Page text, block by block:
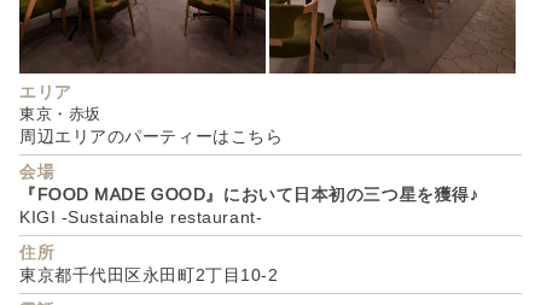
エリア
東京・赤坂
周辺エリアのパーティーはこちら
会場
『FOOD MADE GOOD』において日本初の三つ星を獲得♪
KIGI -Sustainable restaurant-
住所
東京都千代田区永田町2丁目10-2